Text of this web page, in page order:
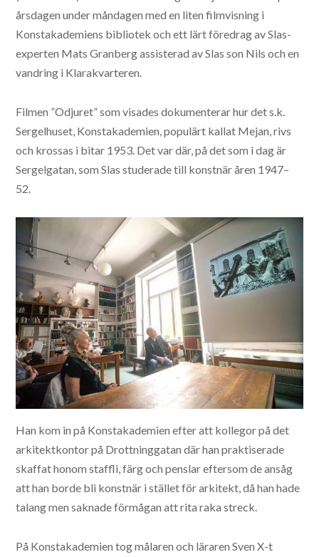
årsdagen under måndagen med en liten filmvisning i
Konstakademiens bibliotek och ett lärt föredrag av Slas-
experten Mats Granberg assisterad av Slas son Nils och en
vandring i Klarakvarteren.
Filmen ”Odjuret” som visades dokumenterar hur det s.k.
Sergelhuset, Konstakademien, populärt kallat Mejan, rivs
och krossas i bitar 1953. Det var där, på det som i dag är
Sergelgatan, som Slas studerade till konstnär åren 1947–
52.
Han kom in på Konstakademien efter att kollegor på det
arkitektkontor på Drottninggatan där han praktiserade
skaffat honom staffli, färg och penslar eftersom de ansåg
att han borde bli konstnär i stället för arkitekt, då han hade
talang men saknade förmågan att rita raka streck.
På Konstakademien tog målaren och läraren Sven X-t